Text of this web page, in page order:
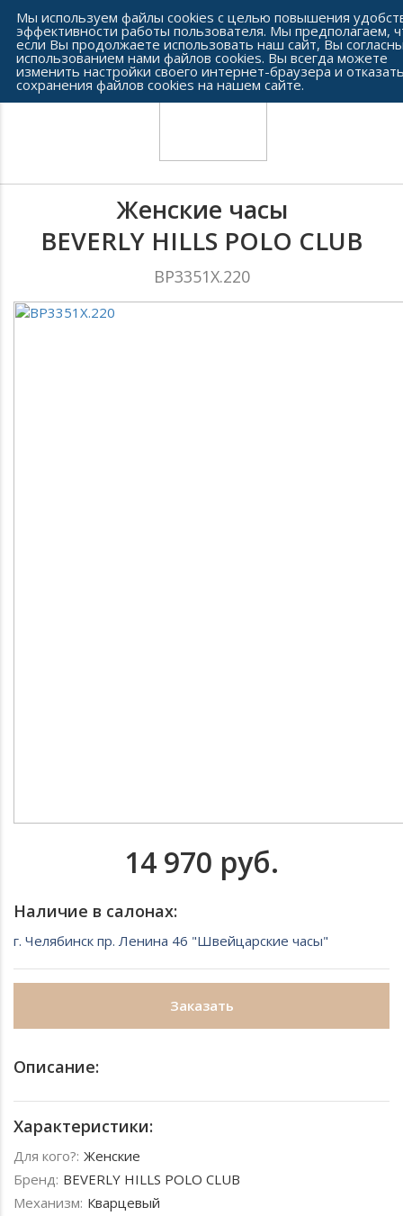
Сеть часовых салонов г. Челябинска
Женские часы
BEVERLY HILLS POLO CLUB
BP3351X.220
14 970 руб.
Наличие в салонах:
г. Челябинск пр. Ленина 46 "Швейцарские часы"
Заказать
Описание:
Характеристики:
Для кого?: Женские
Бренд: BEVERLY HILLS POLO CLUB
Механизм: Кварцевый
Мы используем файлы cookies с целью повышения
эффективности работы пользователя. Мы предполагаем,
если Вы продолжаете использовать наш сайт, Вы
использованием нами файлов cookies. Вы всегда можете
изменить настройки своего интернет-браузера и
сохранения файлов cookies на нашем сайте.